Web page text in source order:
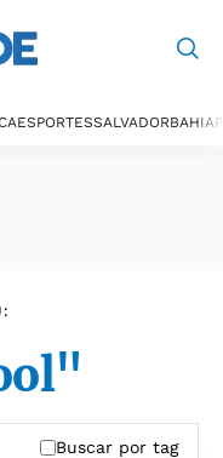
ESPORTESSALVADORBAHIA
Buscar por tag